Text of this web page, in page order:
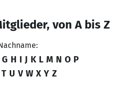
von A bis Z
G H I J K L M N O P
T U V W X Y Z